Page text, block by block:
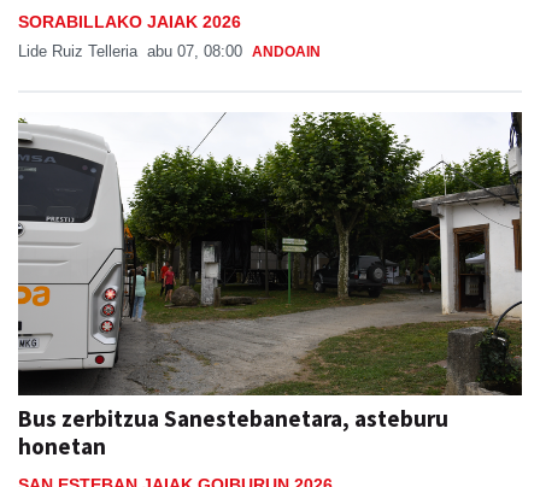
SORABILLAKO JAIAK 2026
Lide Ruiz Telleria abu 07, 08:00 ANDOAIN
Bus zerbitzua Sanestebanetara, asteburu
honetan